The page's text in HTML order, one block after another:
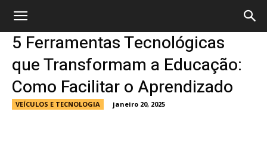
5 Ferramentas Tecnológicas
que Transformam a Educação:
Como Facilitar o Aprendizado
VEÍCULOS E TECNOLOGIA janeiro 20, 2025